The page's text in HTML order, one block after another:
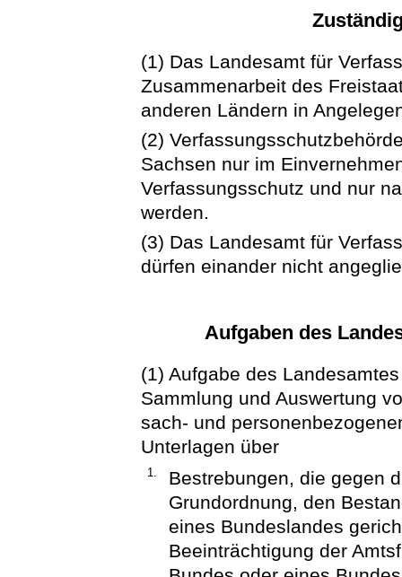
(1) Das Landesamt für
Zusammenarbeit des
anderen Ländern in
(2)
Sachsen nur im
Verfassungsschutz und nur
werden.
(3) Das Landesamt für
dürfen einander nicht
Aufgaben des
(1) Aufgabe des
Sammlung und Auswertung
sach- und
Unterlagen über
1.
Bestrebungen, die gegen
Grundordnung, den
eines Bundeslandes
Beeinträchtigung der